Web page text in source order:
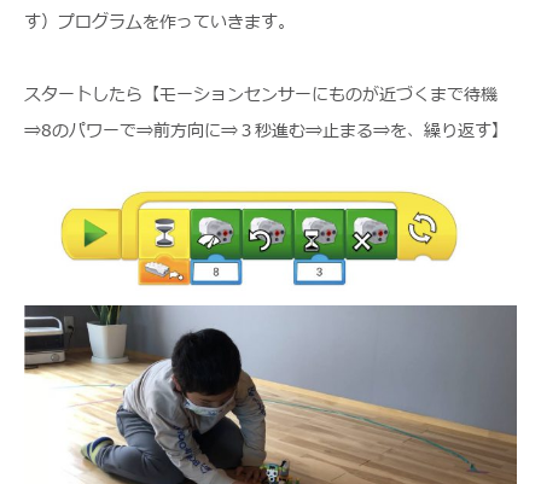
す）プログラムを作っていきます。
スタートしたら【モーションセンサーにものが近づくまで待機
⇒8のパワーで⇒前方向に⇒３秒進む⇒止まる⇒を、繰り返す】